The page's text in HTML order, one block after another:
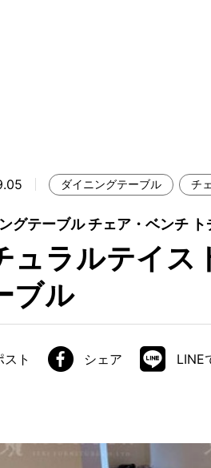
MOKUBA HOME
て
の一枚板×異素材
ダイニングテーブル チ
ュラルテイス
ブル
グテーブル チェア・ベンチ ト
スト シェア LINE